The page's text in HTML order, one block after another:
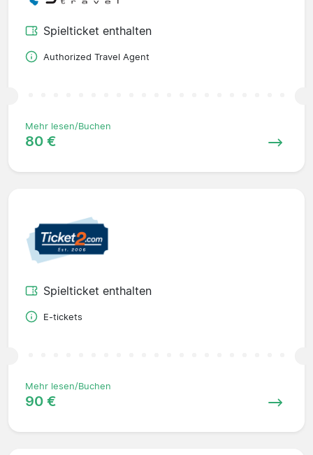
Spielticket enthalten
Authorized Travel Agent
Mehr lesen/Buchen
80 €
Spielticket enthalten
E-tickets
Mehr lesen/Buchen
90 €